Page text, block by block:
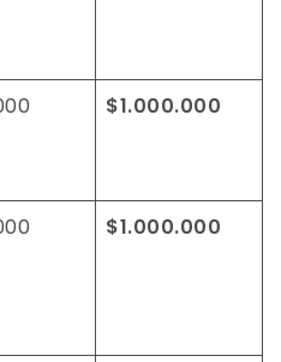
$1.000.000
$1.000.000